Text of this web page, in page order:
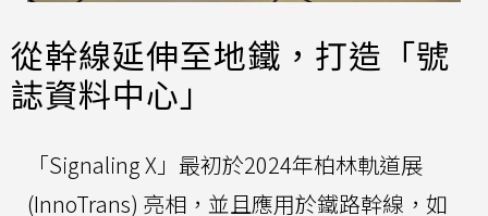
從幹線延伸至地鐵，打造「號
誌資料中心」
「Signaling X」最初於2024年柏林軌道展
(InnoTrans) 亮相，並且應用於鐵路幹線，如